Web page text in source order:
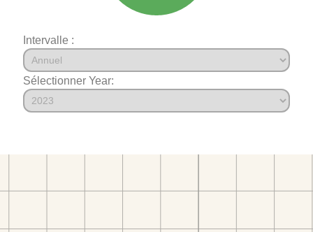
Intervalle :
Sélectionner Year: